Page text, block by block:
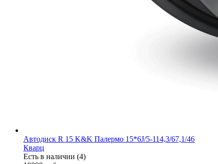
Автодиск R 15 K&K Палермо 15*6J/5-114,3/67,1/46
Кварц
Есть в наличии (4)